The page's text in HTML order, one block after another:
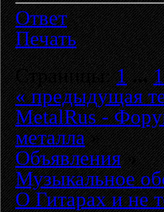
Ответ
Печать
Страницы:1 ...
« предыдущая
MetalRus -
металла»
Объявления»
Музыкальное
О Гитарах и не